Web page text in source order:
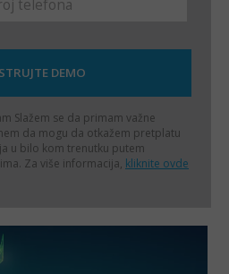
Slažem se da primam važne
da mogu da otkažem pretplatu
u bilo kom trenutku putem
Za više informacija, kliknite ovde